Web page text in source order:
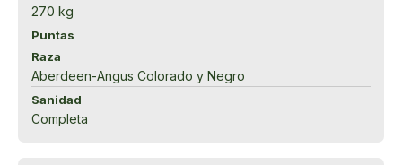
270 kg
Puntas
Raza
Aberdeen-Angus Colorado y Negro
Sanidad
Completa